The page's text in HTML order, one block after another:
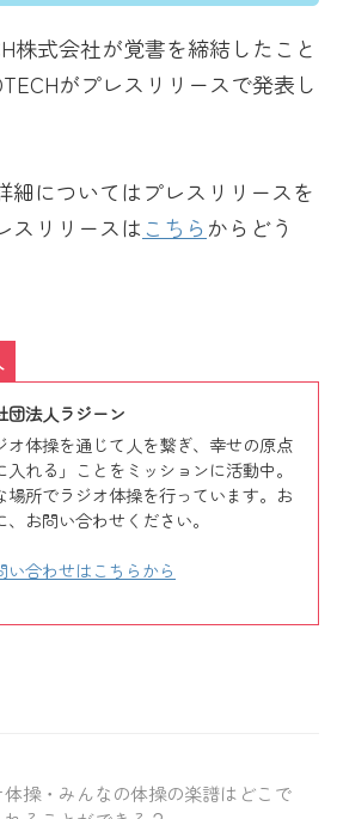
株式会社が覚書を締結したこと
がプレスリリースで発表し
細についてはプレスリリースを
スリリースは こちら からどう
団法人ラジーン
オ体操を通じて人を繋ぎ、幸せの原点
入れる」ことをミッションに活動中。
場所でラジオ体操を行っています。お
、お問い合わせください。
合わせはこちらから
体操・みんなの体操の楽譜はどこで